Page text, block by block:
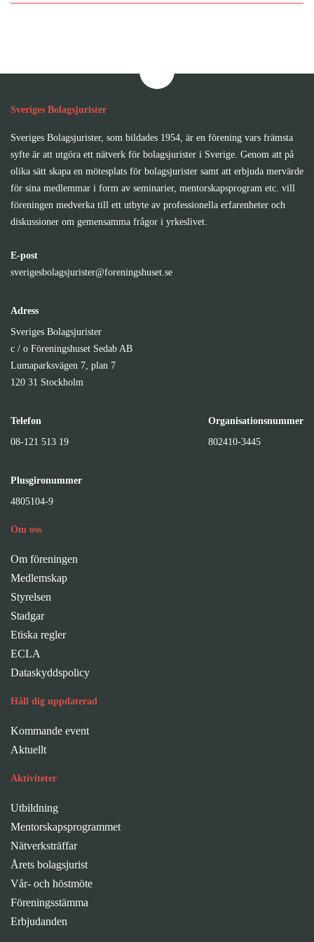
Sveriges Bolagsjurister
Sveriges Bolagsjurister, som bildades 1954, är en förening vars främsta
syfte är att utgöra ett nätverk för bolagsjurister i Sverige. Genom att på
olika sätt skapa en mötesplats för bolagsjurister samt att erbjuda mervärde
för sina medlemmar i form av seminarier, mentorskapsprogram etc. vill
föreningen medverka till ett utbyte av professionella erfarenheter och
diskussioner om gemensamma frågor i yrkeslivet.
E-post
sverigesbolagsjurister@foreningshuset.se
Adress
Sveriges Bolagsjurister
c / o Föreningshuset Sedab AB
Lumaparksvägen 7, plan 7
120 31 Stockholm
Telefon
08-121 513 19
Organisationsnummer
802410-3445
Plusgironummer
4805104-9
Om oss
Om föreningen
Medlemskap
Styrelsen
Stadgar
Etiska regler
ECLA
Dataskyddspolicy
Håll dig uppdaterad
Kommande event
Aktuellt
Aktiviteter
Utbildning
Mentorskapsprogrammet
Nätverksträffar
Årets bolagsjurist
Vår- och höstmöte
Föreningsstämma
Erbjudanden